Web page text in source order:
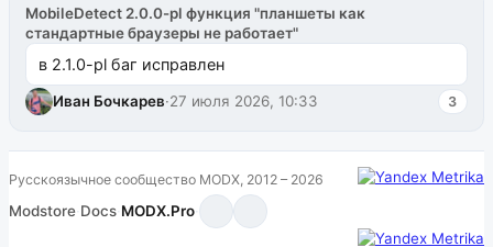
MobileDetect 2.0.0-pl функция "планшеты как
стандартные браузеры не работает"
в 2.1.0-pl баг исправлен
Иван Бочкарев·27 июля 2026, 10:33 3
Русскоязычное сообщество MODX, 2012 – 2026
Modstore·Docs·MODX.Pro·